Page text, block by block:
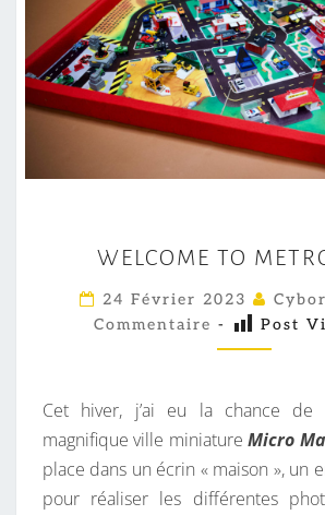
E
L
C
O
E
T
O
M
WELCOME TO
24 Février 2023
Commentaire - Post
Cet hiver, j’ai eu la chance de
magnifique ville miniatureMicro
place dans un écrin « maison », un
pour réaliser les différentes